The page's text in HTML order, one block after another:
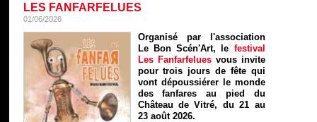
LES FANFARFELUES
01/06/2026
Organisé par l'association
Le Bon Scén'Art, le festival
Les Fanfarfelues vous invite
pour trois jours de fête qui
vont dépoussiérer le monde
des fanfares au pied du
Château de Vitré, du 21 au
23 août 2026.